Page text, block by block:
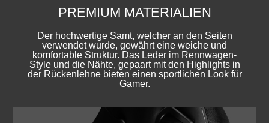
PREMIUM MATERIALIEN
Der hochwertige Samt, welcher an den Seiten
verwendet wurde, gewährt eine weiche und
komfortable Struktur. Das Leder im Rennwagen-
Style und die Nähte, gepaart mit den Highlights in
der Rückenlehne bieten einen sportlichen Look für
Gamer.